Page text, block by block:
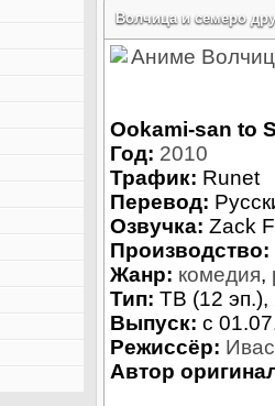
Волчица и семеро
Ookami-san to
Год: 2010
Трафик: Runet
Перевод:
Озвучка: Zack
Производство:
Жанр: комедия,
Тип: ТВ (12
Выпуск: c
Режиссёр:
Автор